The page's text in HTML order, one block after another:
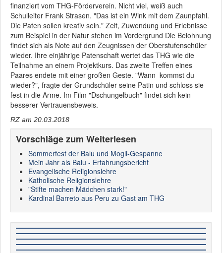
finanziert vom THG-Förderverein. Nicht viel, weiß auch
Schulleiter Frank Strasen. "Das ist ein Wink mit dem Zaunpfahl.
Die Paten sollen kreativ sein." Zeit, Zuwendung und Erlebnisse
zum Beispiel in der Natur stehen im Vordergrund Die Belohnung
findet sich als Note auf den Zeugnissen der Oberstufenschüler
wieder. Ihre einjährige Patenschaft wertet das THG wie die
Teilnahme an einem Projektkurs. Das zweite Treffen eines
Paares endete mit einer großen Geste. "Wann kommst du
wieder?", fragte der Grundschüler seine Patin und schloss sie
fest in die Arme. Im Film "Dschungelbuch" findet sich kein
besserer Vertrauensbeweis.
RZ am 20.03.2018
Vorschläge zum Weiterlesen
Sommerfest der Balu und Mogli-Gespanne
Mein Jahr als Balu - Erfahrungsbericht
Evangelische Religionslehre
Katholische Religionslehre
"Stifte machen Mädchen stark!"
Kardinal Barreto aus Peru zu Gast am THG